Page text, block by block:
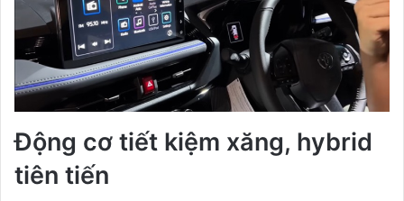
Động cơ tiết kiệm xăng, hybrid
tiên tiến